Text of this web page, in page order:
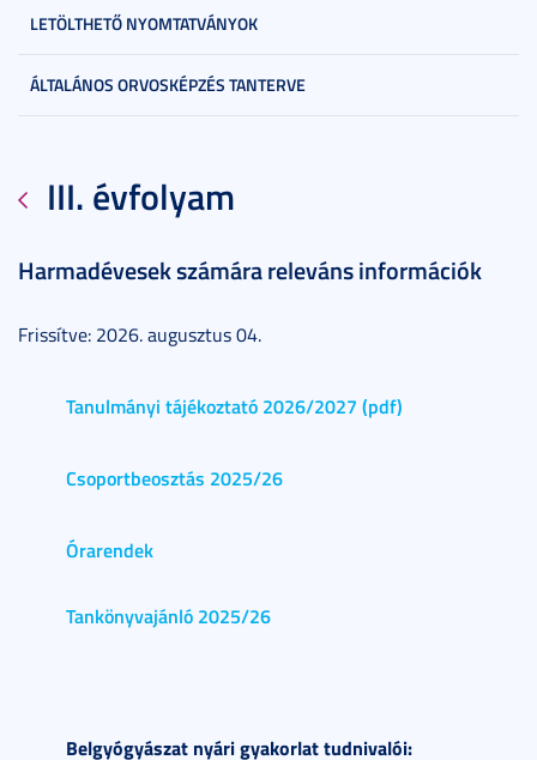
LETÖLTHETŐ NYOMTATVÁNYOK
ÁLTALÁNOS ORVOSKÉPZÉS TANTERVE
III. évfolyam
Harmadévesek számára releváns információk
Frissítve: 2026. augusztus 04.
Tanulmányi tájékoztató 2026/2027 (pdf)
Csoportbeosztás 2025/26
Órarendek
Tankönyvajánló 2025/26
Belgyógyászat nyári gyakorlat tudnivalói: